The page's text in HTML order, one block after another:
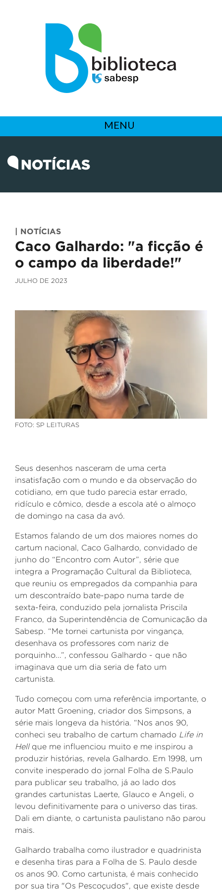
MENU
NOTÍCIAS
| NOTÍCIAS
Caco Galhardo: "a ficção é
o campo da liberdade!"
JULHO DE 2023
FOTO: SP LEITURAS
Seus desenhos nasceram de uma certa
insatisfação com o mundo e da observação do
cotidiano, em que tudo parecia estar errado,
ridículo e cômico, desde a escola até o almoço
de domingo na casa da avó.
Estamos falando de um dos maiores nomes do
cartum nacional, Caco Galhardo, convidado de
junho do “Encontro com Autor”, série que
integra a Programação Cultural da Biblioteca,
que reuniu os empregados da companhia para
um descontraído bate-papo numa tarde de
sexta-feira, conduzido pela jornalista Priscila
Franco, da Superintendência de Comunicação da
Sabesp. “Me tornei cartunista por vingança,
desenhava os professores com nariz de
porquinho...”, confessou Galhardo - que não
imaginava que um dia seria de fato um
cartunista.
Tudo começou com uma referência importante, o
autor Matt Groening, criador dos Simpsons, a
série mais longeva da história. “Nos anos 90,
conheci seu trabalho de cartum chamado Life in
Hellque me influenciou muito e me inspirou a
produzir histórias, revela Galhardo. Em 1998, um
convite inesperado do jornal Folha de S.Paulo
para publicar seu trabalho, já ao lado dos
grandes cartunistas Laerte, Glauco e Angeli, o
levou definitivamente para o universo das tiras.
Dali em diante, o cartunista paulistano não parou
mais.
Galhardo trabalha como ilustrador e quadrinista
e desenha tiras para a Folha de S. Paulo desde
os anos 90. Como cartunista, é mais conhecido
por sua tira "Os Pescoçudos", que existe desde